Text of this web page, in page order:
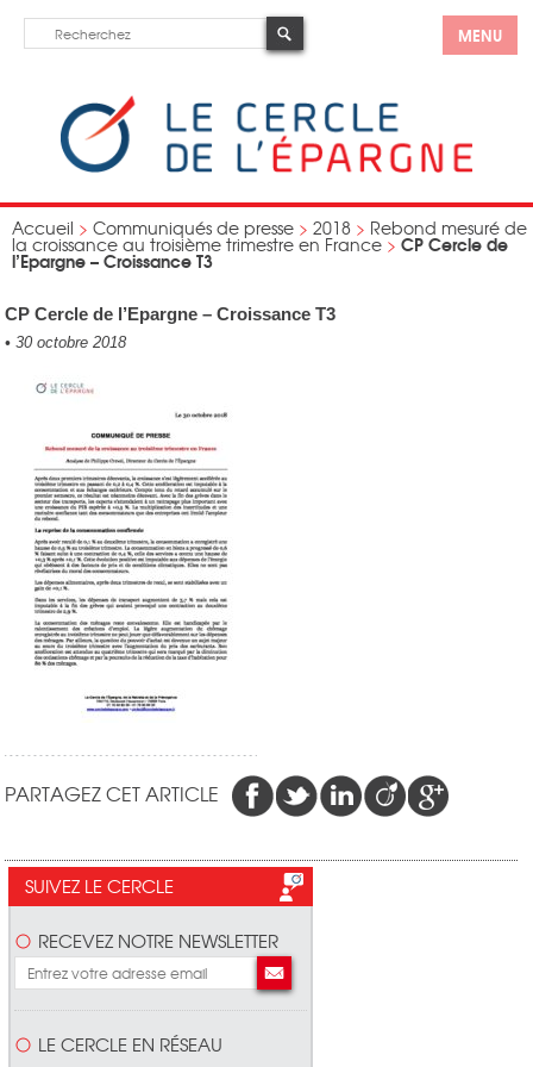
MENU
Accueil > Communiqués de presse > 2018 > Rebond mesuré de
la croissance au troisième trimestre en France > CP Cercle de
l’Epargne – Croissance T3
CP Cercle de l’Epargne – Croissance T3
• 30 octobre 2018
PARTAGEZ CET ARTICLE
SUIVEZ LE CERCLE
RECEVEZ NOTRE NEWSLETTER
LE CERCLE EN RÉSEAU